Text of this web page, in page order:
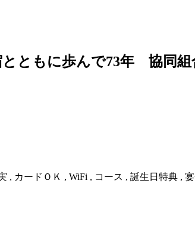
とともに歩んで73年 協同
, カードＯＫ , WiFi , コース , 誕生日特典 ,